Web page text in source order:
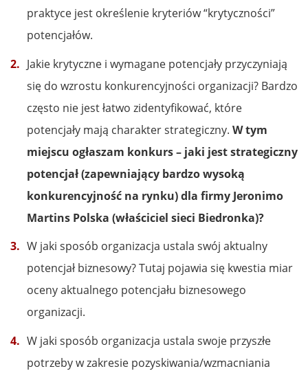
praktyce jest określenie kryteriów “krytyczności”
potencjałów.
Jakie krytyczne i wymagane potencjały przyczyniają
się do wzrostu konkurencyjności organizacji? Bardzo
często nie jest łatwo zidentyfikować, które
potencjały mają charakter strategiczny. W tym
miejscu ogłaszam konkurs – jaki jest strategiczny
potencjał (zapewniający bardzo wysoką
konkurencyjność na rynku) dla firmy Jeronimo
Martins Polska (właściciel sieci Biedronka)?
W jaki sposób organizacja ustala swój aktualny
potencjał biznesowy? Tutaj pojawia się kwestia miar
oceny aktualnego potencjału biznesowego
organizacji.
W jaki sposób organizacja ustala swoje przyszłe
potrzeby w zakresie pozyskiwania/wzmacniania